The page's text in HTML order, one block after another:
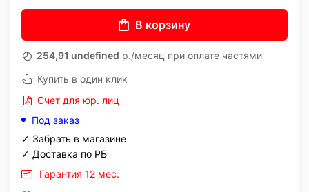
В корзину
254,91 undefined р./месяц при оплате частями
Купить в один клик
Счет для юр. лиц
Под заказ
✓ Забрать в магазине
✓ Доставка по РБ
Гарантия 12 мес.